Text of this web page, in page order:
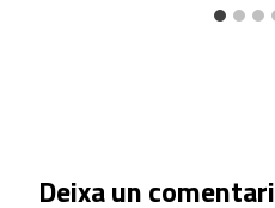
Deixa un comentari